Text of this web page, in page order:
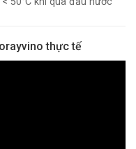
thực tế